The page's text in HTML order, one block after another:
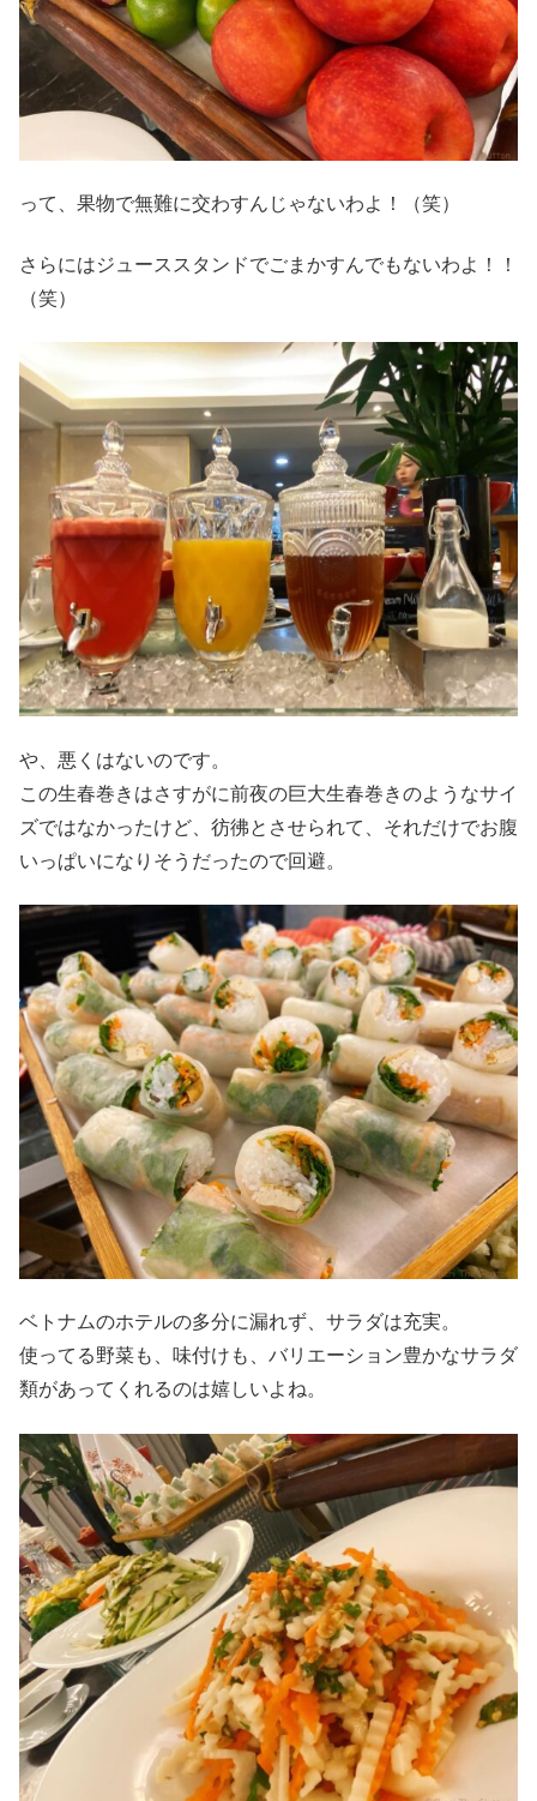
って、果物で無難に交わすんじゃないわよ！（笑）
さらにはジューススタンドでごまかすんでもないわよ！！
（笑）
や、悪くはないのです。
この生春巻きはさすがに前夜の巨大生春巻きのようなサイ
ズではなかったけど、彷彿とさせられて、それだけでお腹
いっぱいになりそうだったので回避。
ベトナムのホテルの多分に漏れず、サラダは充実。
使ってる野菜も、味付けも、バリエーション豊かなサラダ
類があってくれるのは嬉しいよね。